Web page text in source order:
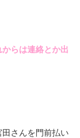
からは連絡とか出
さんを門前払い